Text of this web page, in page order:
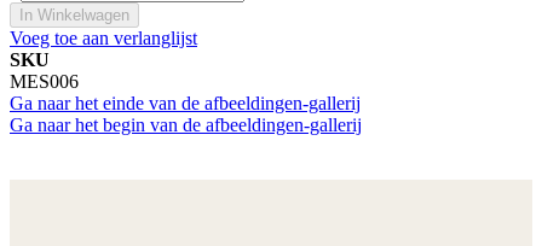
In Winkelwagen
Voeg toe aan verlanglijst
SKU
MES006
Ga naar het einde van de afbeeldingen-gallerij
Ga naar het begin van de afbeeldingen-gallerij